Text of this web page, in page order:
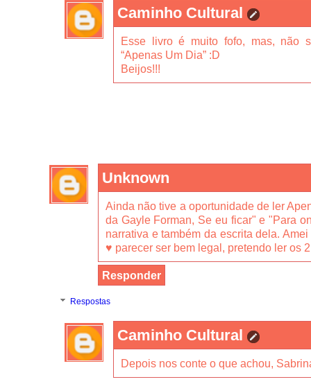
Caminho Cultural
Esse livro é muito fofo, mas, não
“Apenas Um Dia” :D
Beijos!!!
Unknown
Ainda não tive a oportunidade de ler
da Gayle Forman, Se eu ficar" e "Para
narrativa e também da escrita dela.
♥ parecer ser bem legal, pretendo ler os
Responder
Respostas
Caminho Cultural
Depois nos conte o que achou,